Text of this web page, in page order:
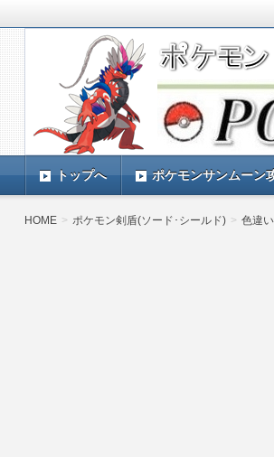
ポケモン最新情報
ポケモンSV(スカーレットバイオレ
TIMES』 ポケモンSV(スカーレット
トップへ ポケモンサンムーン
HOME ポケモン剣盾(ソード･シールド) 色違